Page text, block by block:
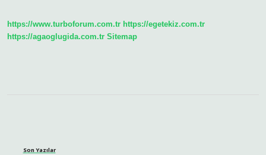
https://www.turboforum.com.tr https://egetekiz.com.tr
https://agaoglugida.com.tr Sitemap
Son Yazılar